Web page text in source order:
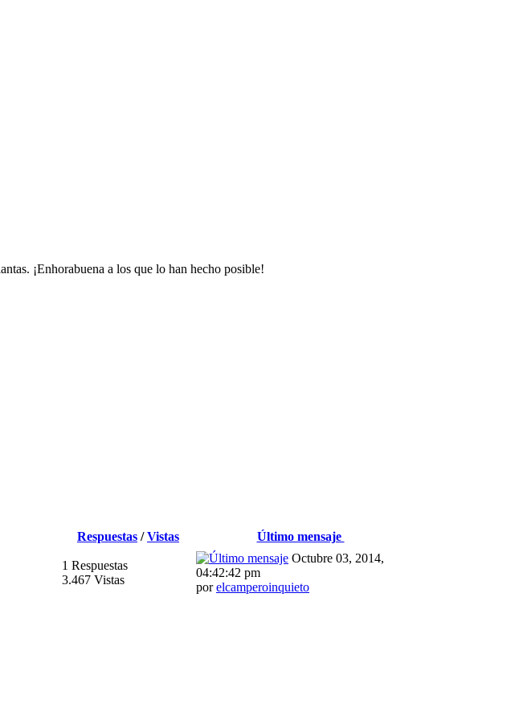
¡Enhorabuena a los que lo han hecho posible!
Respuestas /Vistas
Último mensaje
1 Respuestas
3.467 Vistas
Octubre 03, 2014,
04:42:42 pm
porelcamperoinquieto